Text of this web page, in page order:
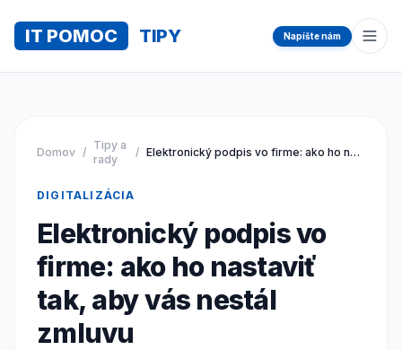
IT POMOC TIPY Napíšte nám
Domov /
Tipy a
rady
/ Elektronický podpis vo firme: ako ho nastaviť tak, aby vás nestál zmluvu
DIGITALIZÁCIA
Elektronický podpis vo
firme: ako ho nastaviť
tak, aby vás nestál
zmluvu